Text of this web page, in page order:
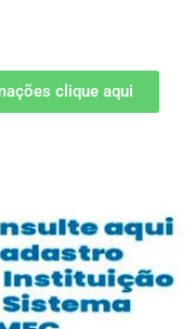
clique aqui